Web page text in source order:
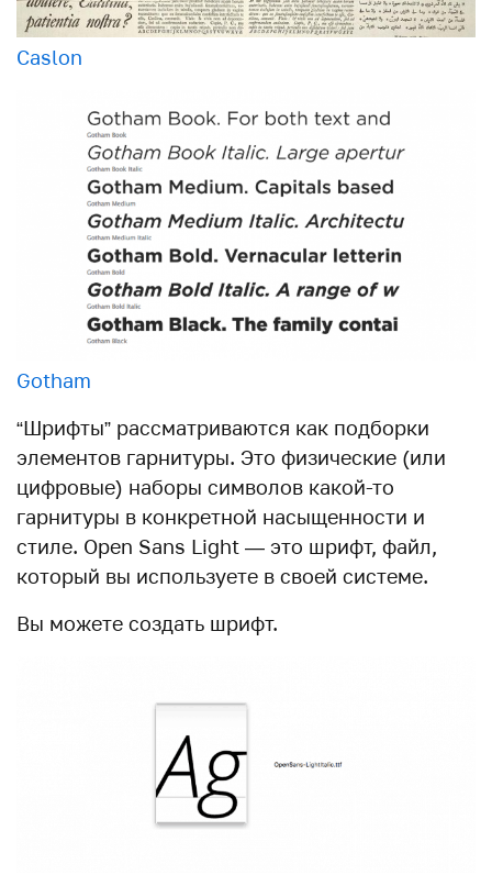
Caslon
Gotham
“Шрифты” рассматриваются как подборки
элементов гарнитуры. Это физические (или
цифровые) наборы символов какой-то
гарнитуры в конкретной насыщенности и
стиле. Open Sans Light — это шрифт, файл,
который вы используете в своей системе.
Вы можете создать шрифт.